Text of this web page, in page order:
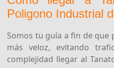
Poligono Industrial
Somos tu guía a fin de que
más veloz, evitando
complejidad llegar al